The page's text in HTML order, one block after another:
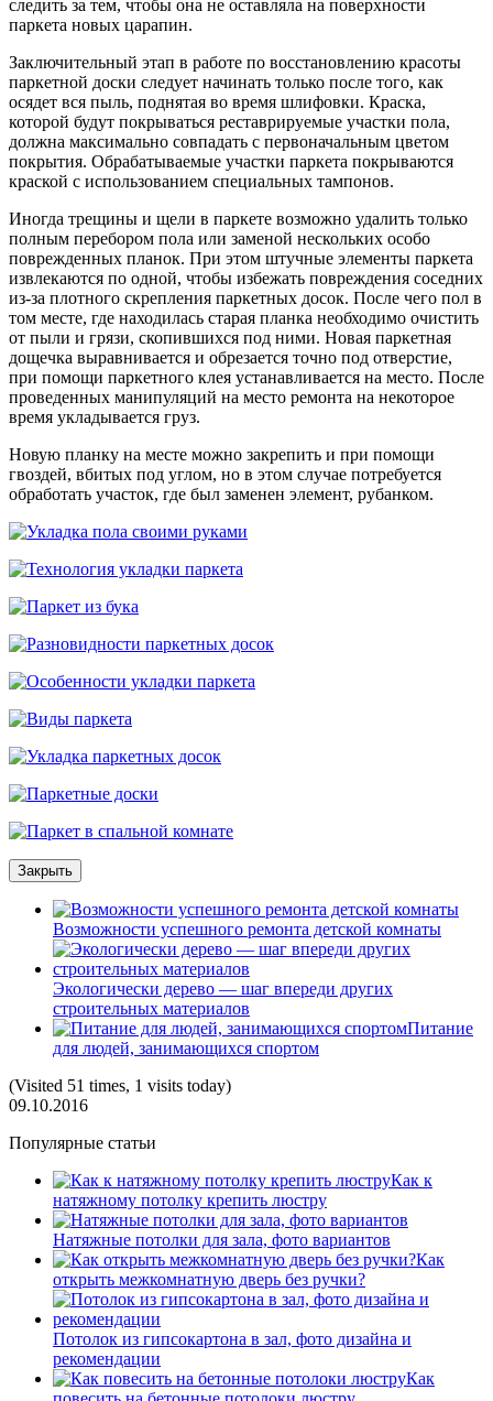
следить за тем, чтобы она не оставляла на поверхности
паркета новых царапин.
Заключительный этап в работе по восстановлению красоты
паркетной доски следует начинать только после того, как
осядет вся пыль, поднятая во время шлифовки. Краска,
которой будут покрываться реставрируемые участки пола,
должна максимально совпадать с первоначальным цветом
покрытия. Обрабатываемые участки паркета покрываются
краской с использованием специальных тампонов.
Иногда трещины и щели в паркете возможно удалить только
полным перебором пола или заменой нескольких особо
поврежденных планок. При этом штучные элементы паркета
извлекаются по одной, чтобы избежать повреждения соседних
из-за плотного скрепления паркетных досок. После чего пол в
том месте, где находилась старая планка необходимо очистить
от пыли и грязи, скопившихся под ними. Новая паркетная
дощечка выравнивается и обрезается точно под отверстие,
при помощи паркетного клея устанавливается на место. После
проведенных манипуляций на место ремонта на некоторое
время укладывается груз.
Новую планку на месте можно закрепить и при помощи
гвоздей, вбитых под углом, но в этом случае потребуется
обработать участок, где был заменен элемент, рубанком.
Закрыть
Возможности успешного ремонта детской комнаты
Экологически дерево — шаг впереди других
строительных материалов
Питание
для людей, занимающихся спортом
(Visited 51 times, 1 visits today)
09.10.2016
Популярные статьи
Как к
натяжному потолку крепить люстру
Натяжные потолки для зала, фото вариантов
Как
открыть межкомнатную дверь без ручки?
Потолок из гипсокартона в зал, фото дизайна и
рекомендации
Как